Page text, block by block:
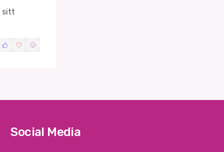
sitt
Social Media